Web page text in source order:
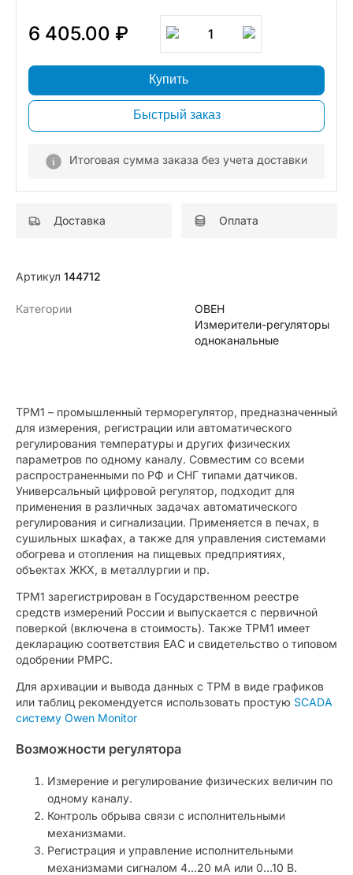
6 405.00 ₽ 1
Купить
Быстрый заказ
Итоговая сумма заказа без учета доставки
Доставка Оплата
Артикул 144712
Категории
ОВЕН
Измерители-регуляторы
одноканальные
ТРМ1 – промышленный терморегулятор, предназначенный
для измерения, регистрации или автоматического
регулирования температуры и других физических
параметров по одному каналу. Совместим со всеми
распространенными по РФ и СНГ типами датчиков.
Универсальный цифровой регулятор, подходит для
применения в различных задачах автоматического
регулирования и сигнализации. Применяется в печах, в
сушильных шкафах, а также для управления системами
обогрева и отопления на пищевых предприятиях,
объектах ЖКХ, в металлургии и пр.
ТРМ1 зарегистрирован в Государственном реестре
средств измерений России и выпускается с первичной
поверкой (включена в стоимость). Также ТРМ1 имеет
декларацию соответствия ЕАС и свидетельство о типовом
одобрении РМРС.
Для архивации и вывода данных с ТРМ в виде графиков
или таблиц рекомендуется использовать простую SCADA
систему Owen Monitor
Возможности регулятора
Измерение и регулирование физических величин по
одному каналу.
Контроль обрыва связи с исполнительными
механизмами.
Регистрация и управление исполнительными
механизмами сигналом 4…20 мА или 0...10 В.